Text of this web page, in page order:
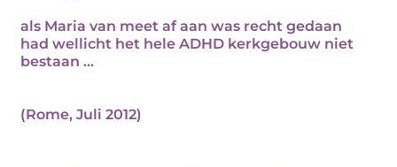
als Maria van meet af aan was recht gedaan
had wellicht het hele ADHD kerkgebouw niet
bestaan ...
(Rome, Juli 2012)